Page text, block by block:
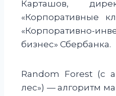
Карташов,
«Корпоративные
«Корпоративно-
бизнес» Сбербанка.
Random Forest (с
лес») — алгоритм